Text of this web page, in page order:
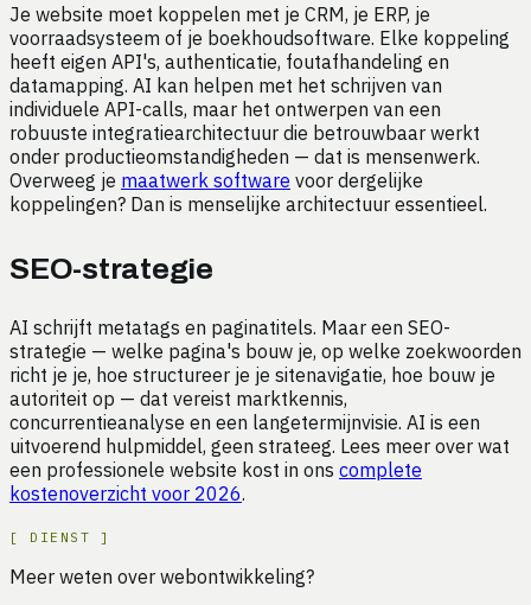
Je website moet koppelen met je CRM, je ERP, je
voorraadsysteem of je boekhoudsoftware. Elke koppeling
heeft eigen API's, authenticatie, foutafhandeling en
datamapping. AI kan helpen met het schrijven van
individuele API-calls, maar het ontwerpen van een
robuuste integratiearchitectuur die betrouwbaar werkt
onder productieomstandigheden — dat is mensenwerk.
Overweeg je maatwerk software voor dergelijke
koppelingen? Dan is menselijke architectuur essentieel.
SEO-strategie
AI schrijft metatags en paginatitels. Maar een SEO-
strategie — welke pagina's bouw je, op welke zoekwoorden
richt je je, hoe structureer je je sitenavigatie, hoe bouw je
autoriteit op — dat vereist marktkennis,
concurrentieanalyse en een langetermijnvisie. AI is een
uitvoerend hulpmiddel, geen strateeg. Lees meer over wat
een professionele website kost in ons complete
kostenoverzicht voor 2026.
[ DIENST ]
Meer weten over webontwikkeling?